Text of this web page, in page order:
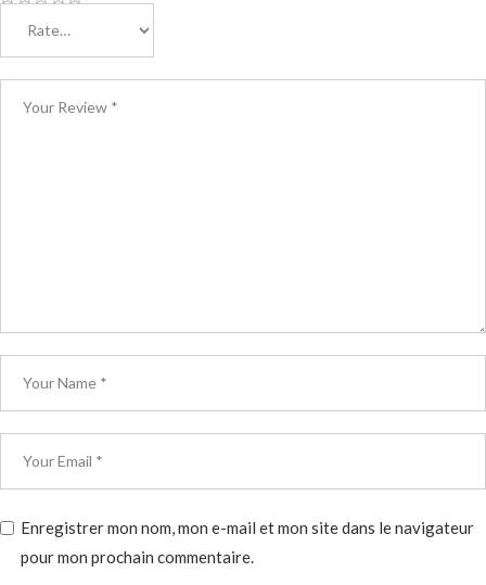
Enregistrer mon nom, mon e-mail et mon site dans le navigateur
pour mon prochain commentaire.